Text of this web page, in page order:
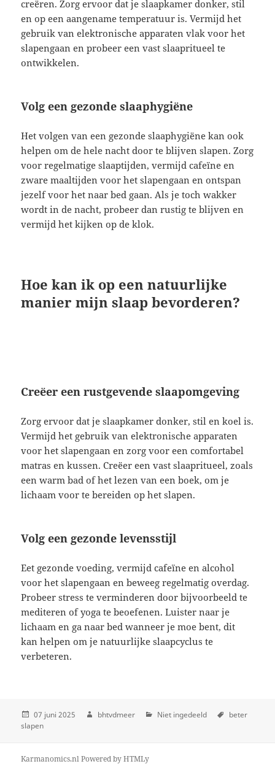
creëren. Zorg ervoor dat je slaapkamer donker, stil
en op een aangename temperatuur is. Vermijd het
gebruik van elektronische apparaten vlak voor het
slapengaan en probeer een vast slaapritueel te
ontwikkelen.
Volg een gezonde slaaphygiëne
Het volgen van een gezonde slaaphygiëne kan ook
helpen om de hele nacht door te blijven slapen. Zorg
voor regelmatige slaaptijden, vermijd cafeïne en
zware maaltijden voor het slapengaan en ontspan
jezelf voor het naar bed gaan. Als je toch wakker
wordt in de nacht, probeer dan rustig te blijven en
vermijd het kijken op de klok.
Hoe kan ik op een natuurlijke
manier mijn slaap bevorderen?
Creëer een rustgevende slaapomgeving
Zorg ervoor dat je slaapkamer donker, stil en koel is.
Vermijd het gebruik van elektronische apparaten
voor het slapengaan en zorg voor een comfortabel
matras en kussen. Creëer een vast slaapritueel, zoals
een warm bad of het lezen van een boek, om je
lichaam voor te bereiden op het slapen.
Volg een gezonde levensstijl
Eet gezonde voeding, vermijd cafeïne en alcohol
voor het slapengaan en beweeg regelmatig overdag.
Probeer stress te verminderen door bijvoorbeeld te
mediteren of yoga te beoefenen. Luister naar je
lichaam en ga naar bed wanneer je moe bent, dit
kan helpen om je natuurlijke slaapcyclus te
verbeteren.
07 juni 2025 bhtvdmeer Niet ingedeeld
beter
slapen
Karmanomics.nl Powered byHTMLy